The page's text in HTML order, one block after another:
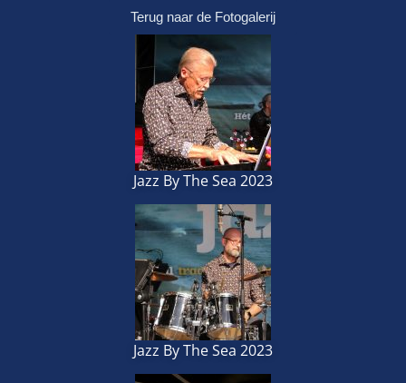
Terug naar de Fotogalerij
Jazz By The Sea 2023
Jazz By The Sea 2023